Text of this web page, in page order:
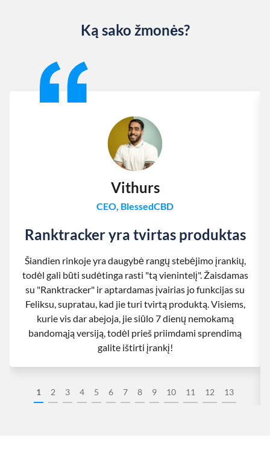
Ką sako žmonės?
1 2 3 4 5 6 7 8 9 10 11 12 13
Vithurs
CEO, BlessedCBD
Ranktracker yra tvirtas produktas
Šiandien rinkoje yra daugybė rangų stebėjimo įrankių,
todėl gali būti sudėtinga rasti "tą vienintelį". Žaisdamas
su "Ranktracker" ir aptardamas įvairias jo funkcijas su
Feliksu, supratau, kad jie turi tvirtą produktą. Visiems,
kurie vis dar abejoja, jie siūlo 7 dienų nemokamą
bandomąją versiją, todėl prieš priimdami sprendimą
galite ištirti įrankį!